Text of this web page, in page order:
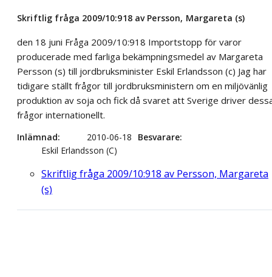
Skriftlig fråga 2009/10:918 av Persson, Margareta (s)
den 18 juni Fråga 2009/10:918 Importstopp för varor
producerade med farliga bekämpningsmedel av Margareta
Persson (s) till jordbruksminister Eskil Erlandsson (c) Jag har
tidigare ställt frågor till jordbruksministern om en miljövänlig
produktion av soja och fick då svaret att Sverige driver
frågor internationellt.
Inlämnad 2010-06-18
Besvarare
Eskil Erlandsson (C)
Skriftlig fråga 2009/10:918 av Persson, Margareta
(s)